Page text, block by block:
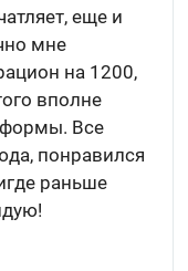
еще и
мне
на 1200,
вполне
формы. Все
понравился
раньше